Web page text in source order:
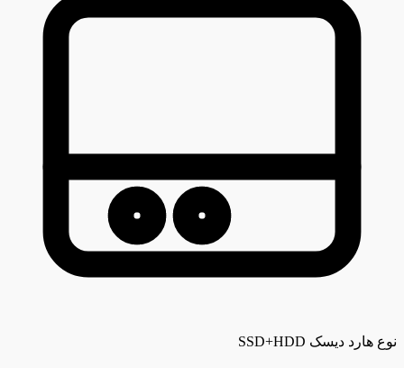
نوع هارد دیسک SSD+HDD